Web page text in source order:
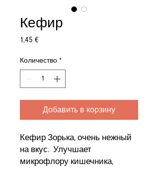
Кефир
1,45 €Цена
Количество *
Добавить в корзину
Кефир Зорька, очень нежный
на вкус. Улучшает
микрофлору кишечника,